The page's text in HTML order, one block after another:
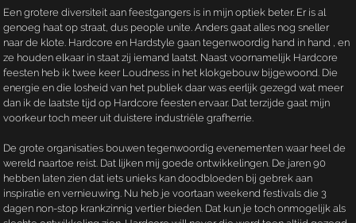
Een grotere diversiteit aan feestgangers is in mijn optiek beter. Er is al
genoeg haat op straat, dus people unite. Anders gaat alles nog sneller
naar de klote. Hardcore en Hardstyle gaan tegenwoordig hand in hand , en
ze houden elkaar in staat zij iemand laatst. Naast voornamelijk Hardcore
feesten heb ik twee keer Loudness in het klokgebouw bijgewoond. Die
energie en die losheid van het publiek daar was eerlijk gezegd wat meer
dan ik de laatste tijd op Hardcore feesten ervaar. Dat terzijde gaat mijn
voorkeur toch meer uit duistere industriële grafherrie.
De grote organisaties bouwen tegenwoordig evenementen waar heel de
wereld naartoe reist. Dat lijken mij goede ontwikkelingen. De jaren 90
hebben laten zien dat iets unieks kan doodbloeden bij gebrek aan
inspiratie en vernieuwing. Nu heb je voortaan weekend festivals die 3
dagen non-stop krankzinnig vertier bieden. Dat kun je toch onmogelijk als